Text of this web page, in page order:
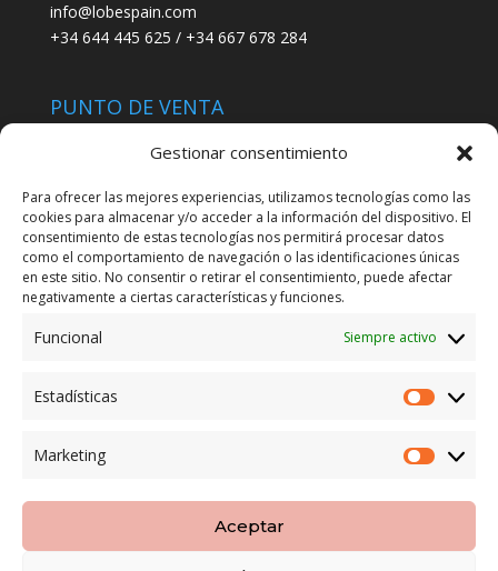
Gestionar consentimiento
Para ofrecer las mejores experiencias, utilizamos tecnologías como las
cookies para almacenar y/o acceder a la información del dispositivo. El
consentimiento de estas tecnologías nos permitirá procesar datos
como el comportamiento de navegación o las identificaciones únicas
en este sitio. No consentir o retirar el consentimiento, puede afectar
negativamente a ciertas características y funciones.
Funcional Siempre activo
Estadísticas
Marketing
Aceptar
info@lobespain.com
+34 644 445 625 / +34 667 678 284
PUNTO DE VENTA
C/ San José 6, 11004 Cádiz
LEGAL
POLÍTICA DE ENVÍO
TERMINOS Y CONDICIONES